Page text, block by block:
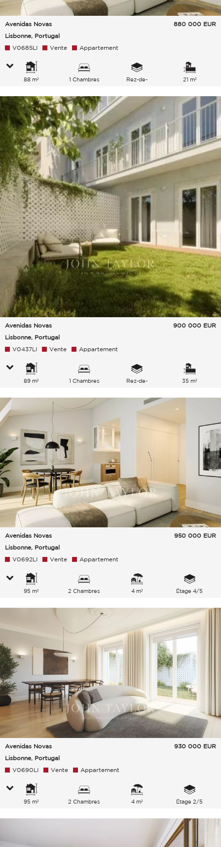
Avenidas Novas
Lisbonne, Portugal
880 000 EUR
V0685LI Vente Appartement
88 m² 1 Chambres
Rez-de-
21 m²
Avenidas Novas
Lisbonne, Portugal
900 000 EUR
V0437LI Vente Appartement
89 m² 1 Chambres
Rez-de-
35 m²
Avenidas Novas
Lisbonne, Portugal
950 000 EUR
V0692LI Vente Appartement
95 m² 2 Chambres 4 m² Étage 4/5
Avenidas Novas
Lisbonne, Portugal
930 000 EUR
V0690LI Vente Appartement
95 m² 2 Chambres 4 m² Étage 2/5